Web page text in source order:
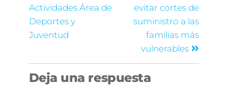
Actividades Área de
Deportes y
Juventud
evitar cortes de
suministro a las
familias más
vulnerables
Deja una respuesta